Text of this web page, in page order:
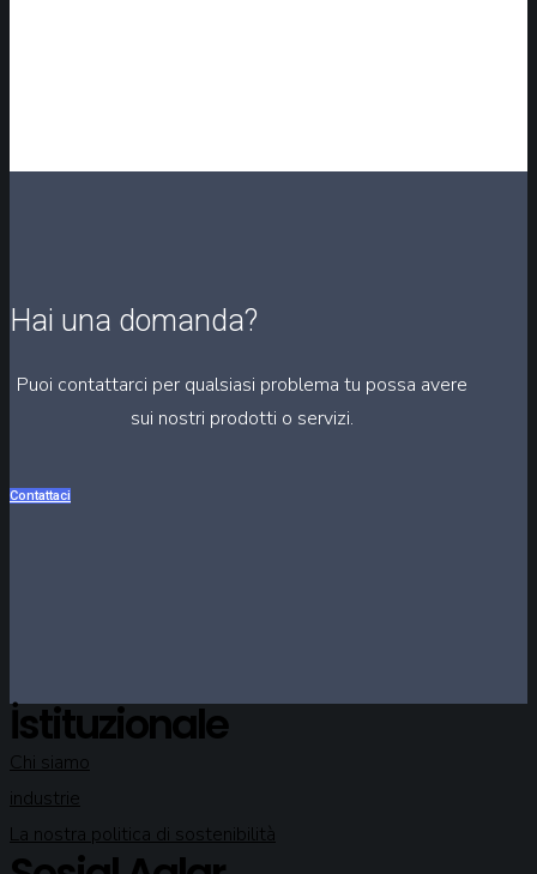
Hai una domanda?
Puoi contattarci per qualsiasi problema tu possa avere
sui nostri prodotti o servizi.
Contattaci
İstituzionale
Chi siamo
industrie
La nostra politica di sostenibilità